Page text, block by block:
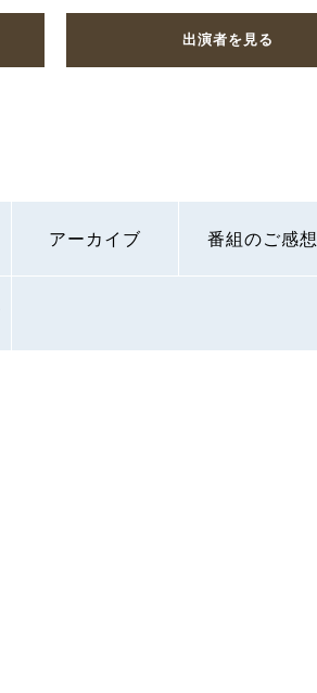
出演者を見る
アーカイブ 番組のご感想